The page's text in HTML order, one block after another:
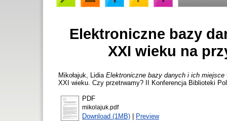
Elektroniczne bazy
XXI wieku na
Mikołajuk, Lidia Elektroniczne bazy danych i ich
XXI wieku. Czy przetrwamy? II Konferencja Biblioteki
PDF
mikolajuk.pdf
Download (1MB) | Preview